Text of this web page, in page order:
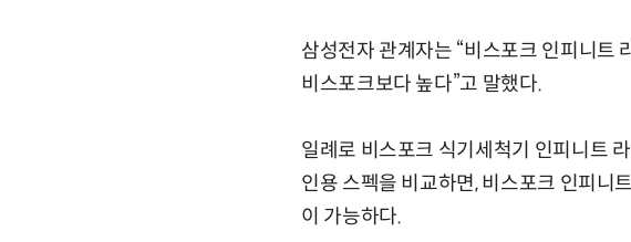
삼성전자 관계자는 “비스포크 인피니트
비스포크보다 높다”고 말했다.
일례로 비스포크 식기세척기 인피니트
인용 스펙을 비교하면, 비스포크 인피니
이 가능하다.